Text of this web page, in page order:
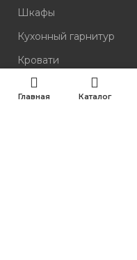
Шкафы
Кухонный гарнитур
Кровати
Главная Каталог